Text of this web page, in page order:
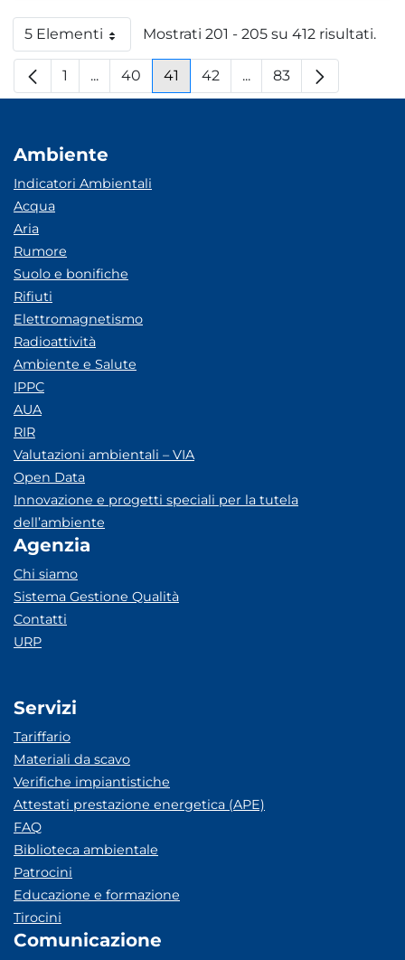
5 ElementiPer paginaMostrati 201 - 205 su 412 risultati.
Pagina
1 ...Pagine intermedie
Pagina
40 Pagina
41 Pagina
42 ...Pagine intermedie
Pagina
83
Ambiente
Indicatori Ambientali
Acqua
Aria
Rumore
Suolo e bonifiche
Rifiuti
Elettromagnetismo
Radioattività
Ambiente e Salute
IPPC
AUA
RIR
Valutazioni ambientali – VIA
Open Data
Innovazione e progetti speciali per la tutela
dell’ambiente
Agenzia
Chi siamo
Sistema Gestione Qualità
Contatti
URP
Servizi
Tariffario
Materiali da scavo
Verifiche impiantistiche
Attestati prestazione energetica (APE)
FAQ
Biblioteca ambientale
Patrocini
Educazione e formazione
Tirocini
Comunicazione